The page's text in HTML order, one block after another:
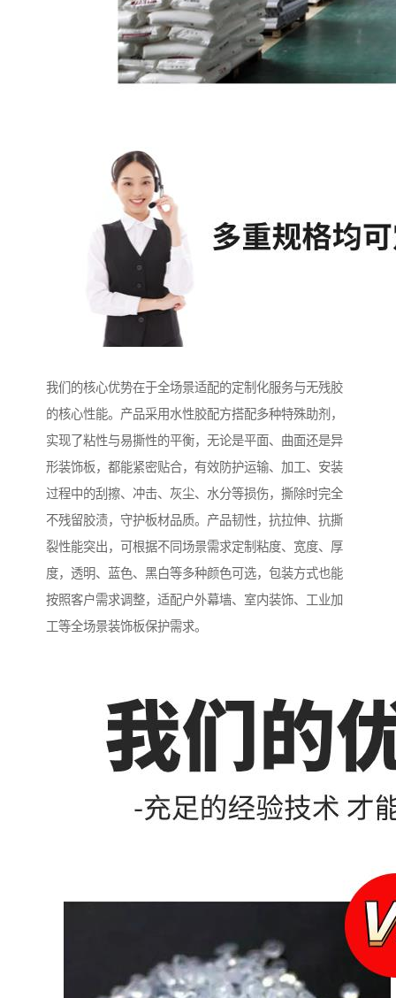
我们的核心优势在于全场景适配的定制化服务与无残胶
的核心性能。产品采用水性胶配方搭配多种特殊助剂，
实现了粘性与易撕性的平衡，无论是平面、曲面还是异
形装饰板，都能紧密贴合，有效防护运输、加工、安装
过程中的刮擦、冲击、灰尘、水分等损伤，撕除时完全
不残留胶渍，守护板材品质。产品韧性，抗拉伸、抗撕
裂性能突出，可根据不同场景需求定制粘度、宽度、厚
度，透明、蓝色、黑白等多种颜色可选，包装方式也能
按照客户需求调整，适配户外幕墙、室内装饰、工业加
工等全场景装饰板保护需求。